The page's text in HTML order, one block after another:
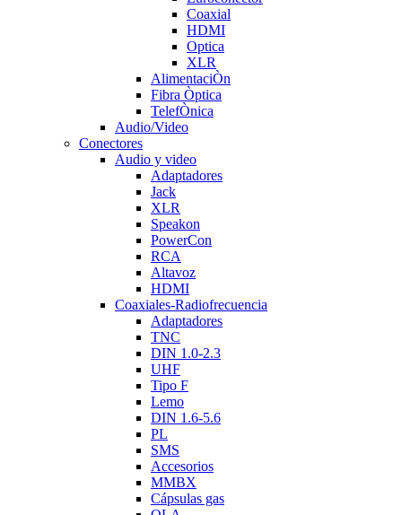
Coaxial
HDMI
Optica
XLR
AlimentaciÒn
Fibra Òptica
TelefÒnica
Audio/Video
Conectores
Audio y video
Adaptadores
Jack
XLR
Speakon
PowerCon
RCA
Altavoz
HDMI
Coaxiales-Radiofrecuencia
Adaptadores
TNC
DIN 1.0-2.3
UHF
Tipo F
Lemo
DIN 1.6-5.6
PL
SMS
Accesorios
MMBX
Cápsulas gas